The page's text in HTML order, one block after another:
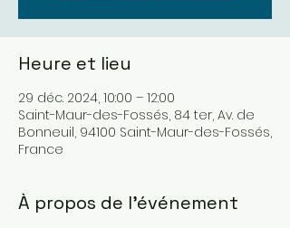
Heure et lieu
29 déc. 2024, 10:00 – 12:00
Saint-Maur-des-Fossés, 84 ter, Av. de
Bonneuil, 94100 Saint-Maur-des-Fossés,
France
À propos de l'événement